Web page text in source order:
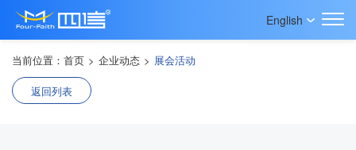
English
当前位置： 首页 > 企业动态 > 展会活动
返回列表